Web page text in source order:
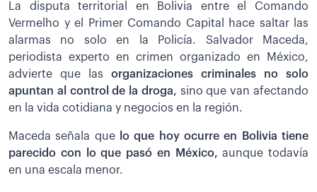
La disputa territorial en Bolivia entre el Comando
Vermelho y el Primer Comando Capital hace saltar las
alarmas no solo en la Policía. Salvador Maceda,
periodista experto en crimen organizado en México,
advierte que las organizaciones criminales no solo
apuntan al control de la droga, sino que van afectando
en la vida cotidiana y negocios en la región.
Maceda señala quelo que hoy ocurre en Bolivia tiene
parecido con lo que pasó en México, aunque todavía
en una escala menor.